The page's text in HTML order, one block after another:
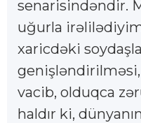
senarisindəndir.
uğurla
xaricdəki
vacib, olduqca
haldır ki,